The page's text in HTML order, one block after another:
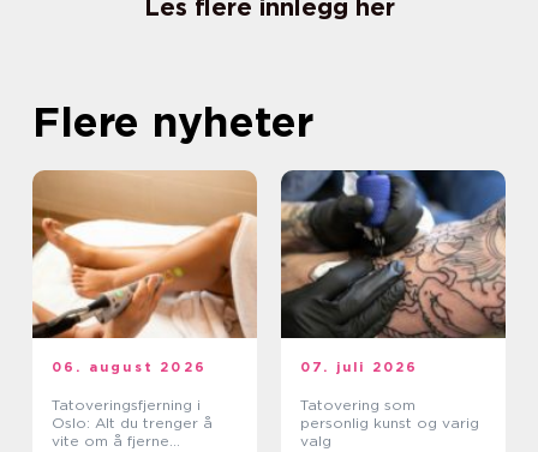
Les flere innlegg her
Flere nyheter
06. august 2026
Tatoveringsfjerning i
Oslo: Alt du trenger å
vite om å fjerne
07. juli 2026
Tatovering som
personlig kunst og varig
valg